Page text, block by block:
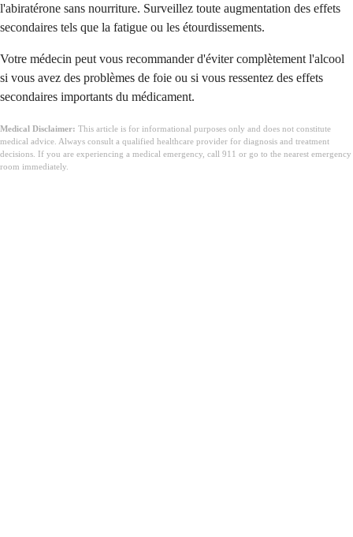
l'abiratérone sans nourriture. Surveillez toute augmentation des effets
secondaires tels que la fatigue ou les étourdissements.
Votre médecin peut vous recommander d'éviter complètement l'alcool
si vous avez des problèmes de foie ou si vous ressentez des effets
secondaires importants du médicament.
Medical Disclaimer: This article is for informational purposes only and does not constitute
medical advice. Always consult a qualified healthcare provider for diagnosis and treatment
decisions. If you are experiencing a medical emergency, call 911 or go to the nearest emergency
room immediately.